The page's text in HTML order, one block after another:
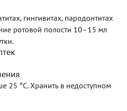
гингивитах, пародонтитах
ротовой полости 10–15 мл
25 °C. Хранить в недоступном